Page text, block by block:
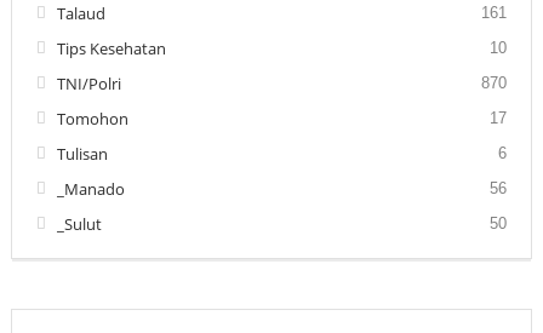
Talaud 161
Tips Kesehatan 10
TNI/Polri 870
Tomohon 17
Tulisan 6
_Manado 56
_Sulut 50